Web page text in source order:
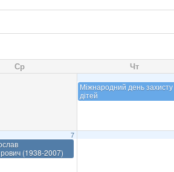
Ср Чт
Міжнародний день захисту
дітей
7
(1938-2007)